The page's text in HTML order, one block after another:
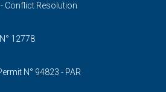
- Conflict Resolution
12778
N° 94823 - PAR